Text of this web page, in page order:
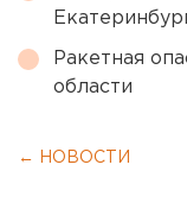
Ракетная
области
← НОВОСТИ